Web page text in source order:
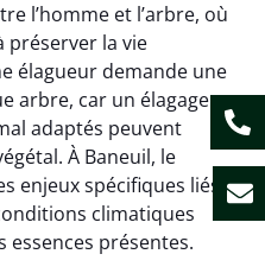
l’homme et l’arbre, où
préserver la vie
élagueur demande une
arbre, car un élagage
adaptés peuvent
À Baneuil, le
enjeux spécifiques liés
climatiques
essences présentes.